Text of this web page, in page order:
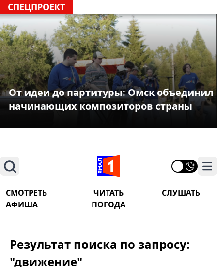
СПЕЦПРОЕКТ
От идеи до партитуры: Омск объединил
начинающих композиторов страны
Поиск
СМОТРЕТЬ ЧИТАТЬ
СЛУШАТЬ
АФИША
ПОГОДА
Результат поиска по запросу:
"движение"